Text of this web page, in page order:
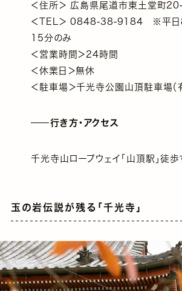
＜住所＞ 広島県尾道市東土堂町
＜TEL＞ 0848-38-9184 ※平日
15分のみ
＜営業時間＞24時間
＜休業日＞無休
＜駐車場＞千光寺公園山頂駐車場（
行き方・アクセス
千光寺山ロープウェイ「山頂駅」徒歩
玉の岩伝説が残る「千光寺」